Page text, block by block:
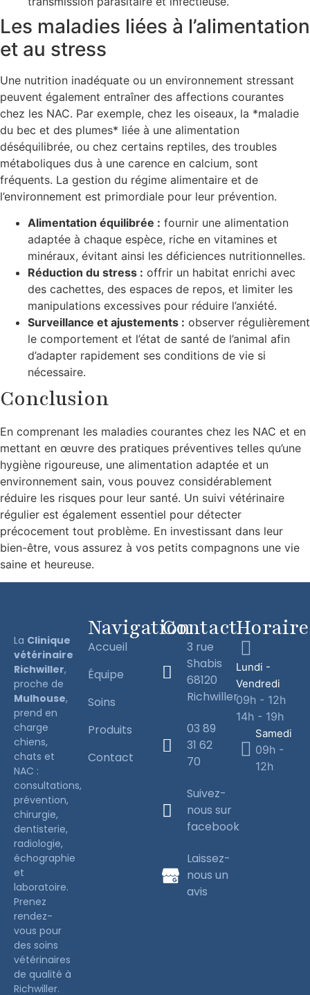
Les maladies liées à l’alimentation
et au stress
Une nutrition inadéquate ou un environnement stressant
peuvent également entraîner des affections courantes
chez les NAC. Par exemple, chez les oiseaux, la *maladie
du bec et des plumes* liée à une alimentation
déséquilibrée, ou chez certains reptiles, des troubles
métaboliques dus à une carence en calcium, sont
fréquents. La gestion du régime alimentaire et de
l’environnement est primordiale pour leur prévention.
Alimentation équilibrée : fournir une alimentation
adaptée à chaque espèce, riche en vitamines et
minéraux, évitant ainsi les déficiences nutritionnelles.
Réduction du stress : offrir un habitat enrichi avec
des cachettes, des espaces de repos, et limiter les
manipulations excessives pour réduire l’anxiété.
Surveillance et ajustements : observer régulièrement
le comportement et l’état de santé de l’animal afin
d’adapter rapidement ses conditions de vie si
nécessaire.
Conclusion
En comprenant les maladies courantes chez les NAC et en
mettant en œuvre des pratiques préventives telles qu’une
hygiène rigoureuse, une alimentation adaptée et un
environnement sain, vous pouvez considérablement
réduire les risques pour leur santé. Un suivi vétérinaire
régulier est également essentiel pour détecter
précocement tout problème. En investissant dans leur
bien-être, vous assurez à vos petits compagnons une vie
saine et heureuse.
La Clinique
vétérinaire
Richwiller,
proche de
Mulhouse,
prend en
charge
chiens,
chats et
NAC :
consultations,
prévention,
chirurgie,
dentisterie,
radiologie,
échographie
et
laboratoire.
Prenez
rendez-
vous pour
des soins
vétérinaires
de qualité à
Richwiller.
Navigation
Accueil
Équipe
Soins
Produits
Contact
Contact
3 rue
Shabis
68120
Richwiller
03 89
31 62
70
Suivez-
nous sur
facebook
Laissez-
nous un
avis
Lundi -
Vendredi
09h - 12h
14h - 19h
Samedi
09h -
12h